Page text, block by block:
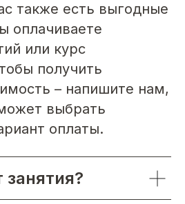
также есть выгодные
оплачиваете
или курс
получить
– напишите нам,
выбрать
оплаты.
занятия?